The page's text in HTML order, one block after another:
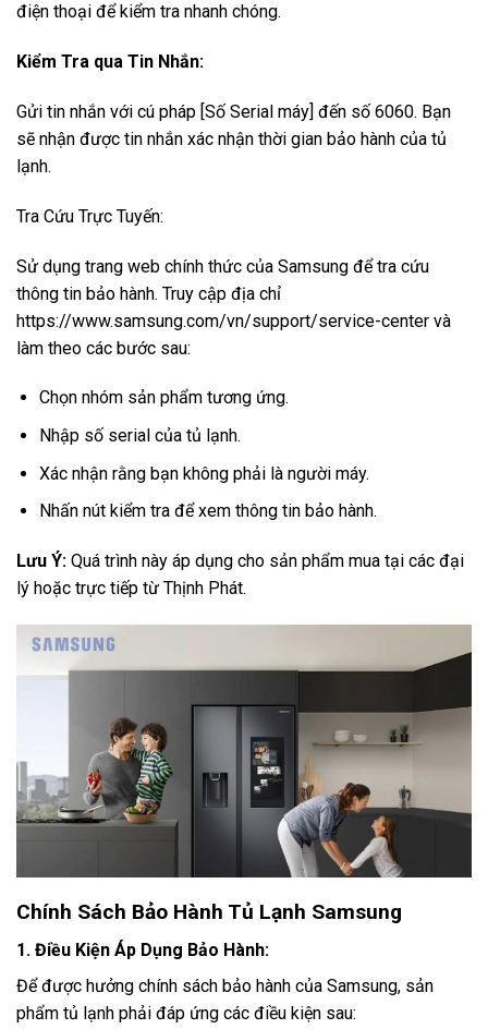
điện thoại để kiểm tra nhanh chóng.
Kiểm Tra qua Tin Nhắn:
Gửi tin nhắn với cú pháp [Số Serial máy] đến số 6060. Bạn
sẽ nhận được tin nhắn xác nhận thời gian bảo hành của tủ
lạnh.
Tra Cứu Trực Tuyến:
Sử dụng trang web chính thức của Samsung để tra cứu
thông tin bảo hành. Truy cập địa chỉ
https://www.samsung.com/vn/support/service-center và
làm theo các bước sau:
Chọn nhóm sản phẩm tương ứng.
Nhập số serial của tủ lạnh.
Xác nhận rằng bạn không phải là người máy.
Nhấn nút kiểm tra để xem thông tin bảo hành.
Lưu Ý: Quá trình này áp dụng cho sản phẩm mua tại các đại
lý hoặc trực tiếp từ Thịnh Phát.
Chính Sách Bảo Hành Tủ Lạnh Samsung
1. Điều Kiện Áp Dụng Bảo Hành:
Để được hưởng chính sách bảo hành của Samsung, sản
phẩm tủ lạnh phải đáp ứng các điều kiện sau: